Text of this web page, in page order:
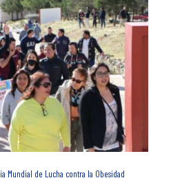
Mundial de Lucha contra la Obesidad